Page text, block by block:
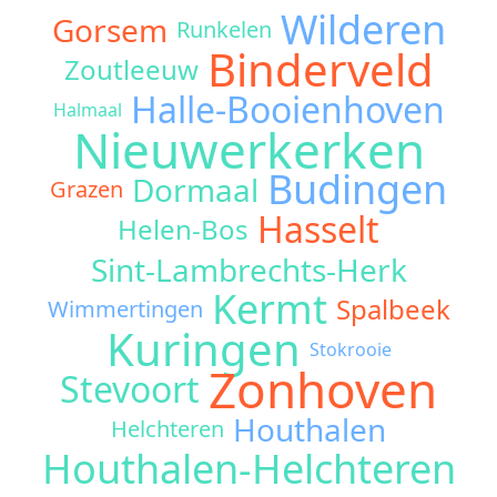
Gorsem Runkelen Wilderen
Zoutleeuw Binderveld
Halmaal Halle-Booienhoven
Nieuwerkerken
Grazen Dormaal Budingen
Helen-Bos Hasselt
Sint-Lambrechts-Herk
Wimmertingen Kermt Spalbeek
Kuringen Stokrooie
Stevoort Zonhoven
Helchteren Houthalen
Houthalen-Helchteren